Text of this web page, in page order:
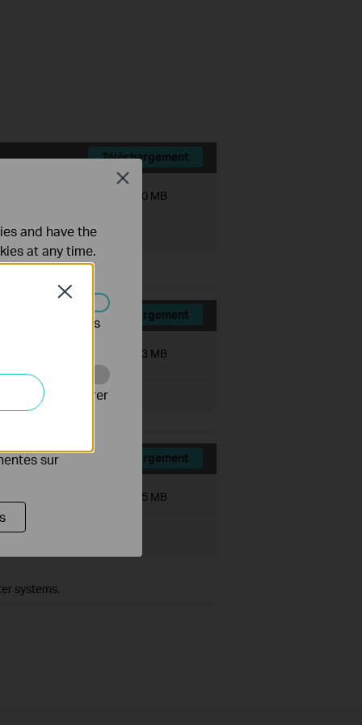
Téléchargement
7.30 MB
Téléchargement
7.33 MB
Téléchargement
7.95 MB
systems.
Close
and have the
at any time.
être désactivés
pour améliorer
publicitaires
sur
Close